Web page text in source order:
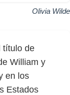
Olivia Wilde
título de
William y
en los
Estados